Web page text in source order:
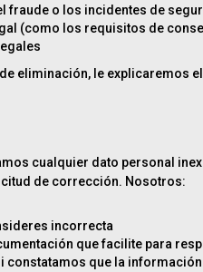
fraude o los incidentes de
(como los requisitos de
eliminación, le explicaremos
cualquier dato personal
de corrección. Nosotros:
incorrecta
que facilite para
constatamos que la